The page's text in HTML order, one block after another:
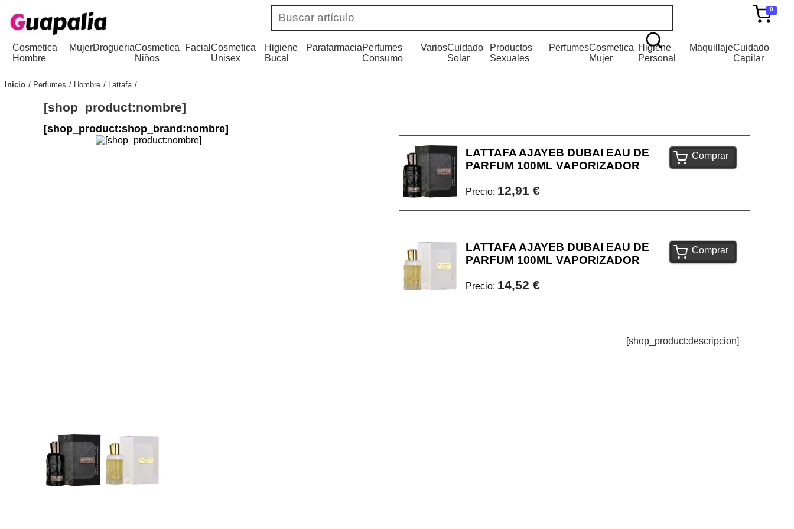
0
Cosmetica
Hombre
MujerDrogueriaCosmetica
Niños
FacialCosmetica
Unisex
Higiene
Bucal
ParafarmaciaPerfumes
Consumo
VariosCuidado
Solar
Productos
Sexuales
PerfumesCosmetica
Mujer
Higiene
Personal
MaquillajeCuidado
Capilar
Inicio Perfumes Hombre Lattafa
[shop_product:nombre]
[shop_product:shop_brand:nombre]
LATTAFA AJAYEB DUBAI EAU DE
PARFUM 100ML VAPORIZADOR
Precio: 12,91 €
Comprar
LATTAFA AJAYEB DUBAI EAU DE
PARFUM 100ML VAPORIZADOR
Precio: 14,52 €
Comprar
[shop_product:descripcion]